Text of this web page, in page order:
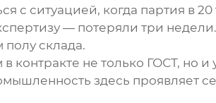
с ситуацией, когда партия в
— потеряли три
склада.
контракте не только ГОСТ, но
здесь проявляет